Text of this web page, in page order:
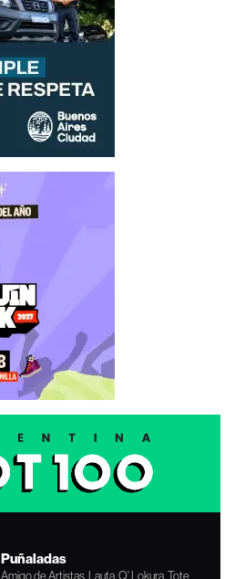
Puñaladas
Amigo de Artistas, Lauta, Q' Lokura, Tote